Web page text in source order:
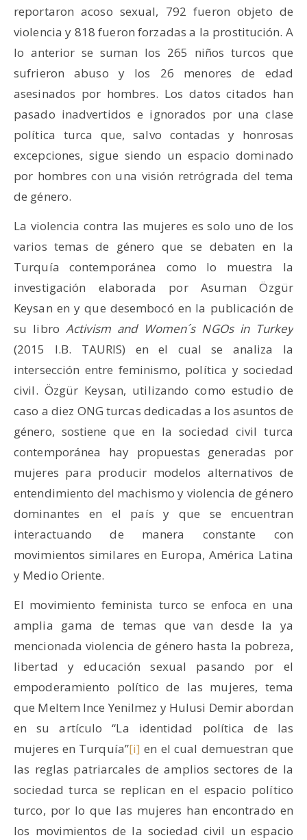
reportaron acoso sexual, 792 fueron objeto de
violencia y 818 fueron forzadas a la prostitución. A
lo anterior se suman los 265 niños turcos que
sufrieron abuso y los 26 menores de edad
asesinados por hombres. Los datos citados han
pasado inadvertidos e ignorados por una clase
política turca que, salvo contadas y honrosas
excepciones, sigue siendo un espacio dominado
por hombres con una visión retrógrada del tema
de género.
La violencia contra las mujeres es solo uno de los
varios temas de género que se debaten en la
Turquía contemporánea como lo muestra la
investigación elaborada por Asuman Özgür
Keysan en y que desembocó en la publicación de
su libroActivism and Women´s NGOs in Turkey
(2015 I.B. TAURIS) en el cual se analiza la
intersección entre feminismo, política y sociedad
civil. Özgür Keysan, utilizando como estudio de
caso a diez ONG turcas dedicadas a los asuntos de
género, sostiene que en la sociedad civil turca
contemporánea hay propuestas generadas por
mujeres para producir modelos alternativos de
entendimiento del machismo y violencia de género
dominantes en el país y que se encuentran
interactuando de manera constante con
movimientos similares en Europa, América Latina
y Medio Oriente.
El movimiento feminista turco se enfoca en una
amplia gama de temas que van desde la ya
mencionada violencia de género hasta la pobreza,
libertad y educación sexual pasando por el
empoderamiento político de las mujeres, tema
que Meltem Ince Yenilmez y Hulusi Demir abordan
en su artículo “La identidad política de las
mujeres en Turquía”[i] en el cual demuestran que
las reglas patriarcales de amplios sectores de la
sociedad turca se replican en el espacio político
turco, por lo que las mujeres han encontrado en
los movimientos de la sociedad civil un espacio